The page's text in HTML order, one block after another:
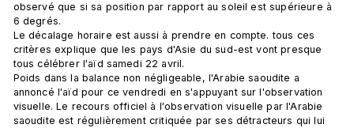
observé que si sa position par rapport au soleil est supérieure à
6 degrés.
Le décalage horaire est aussi à prendre en compte. tous ces
critères explique que les pays d'Asie du sud-est vont presque
tous célébrer l'aïd samedi 22 avril.
Poids dans la balance non négligeable, l'Arabie saoudite a
annoncé l'aïd pour ce vendredi en s'appuyant sur l'observation
visuelle. Le recours officiel à l'observation visuelle par l'Arabie
saoudite est régulièrement critiquée par ses détracteurs qui lui